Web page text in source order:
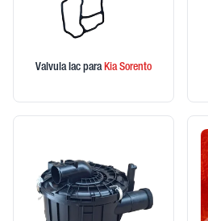
Valvula Iac paraKiaSorento